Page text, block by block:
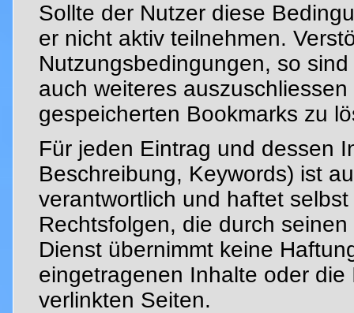
Sollte der Nutzer diese
er nicht aktiv teilnehmen.
Nutzungsbedingungen, so
auch weiteres
gespeicherten Bookmarks zu
Für jeden Eintrag und dessen
Beschreibung, Keywords) ist
verantwortlich und haftet
Rechtsfolgen, die durch
Dienst übernimmt keine
eingetragenen Inhalte oder
verlinkten Seiten.